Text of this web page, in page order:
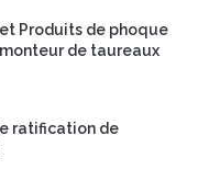
Produits de phoque
de taureaux
ratification de